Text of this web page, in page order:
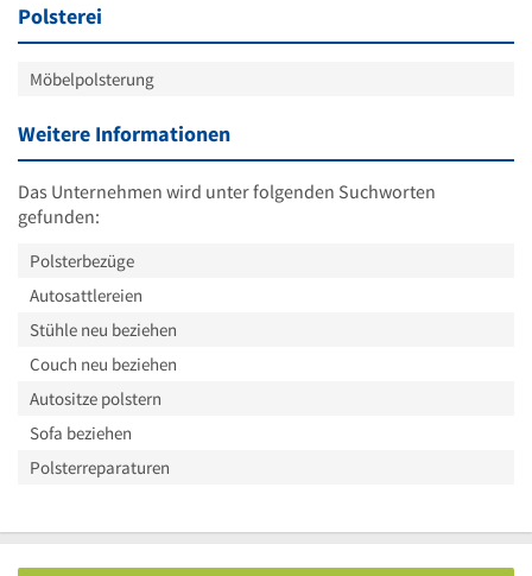
Polsterei
Möbelpolsterung
Weitere Informationen
Das Unternehmen wird unter folgenden Suchworten
gefunden:
Polsterbezüge
Autosattlereien
Stühle neu beziehen
Couch neu beziehen
Autositze polstern
Sofa beziehen
Polsterreparaturen